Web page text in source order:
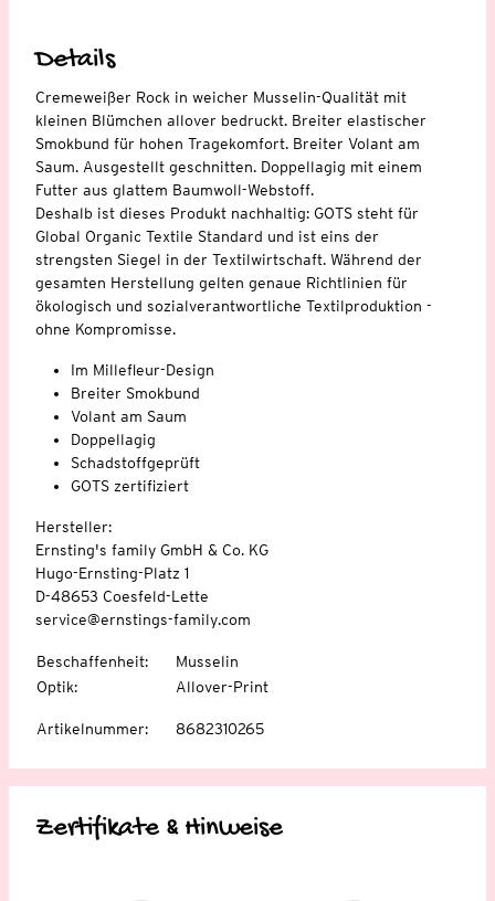
Details
Cremeweißer Rock in weicher Musselin-Qualität mit
kleinen Blümchen allover bedruckt. Breiter elastischer
Smokbund für hohen Tragekomfort. Breiter Volant am
Saum. Ausgestellt geschnitten. Doppellagig mit einem
Futter aus glattem Baumwoll-Webstoff.
Deshalb ist dieses Produkt nachhaltig: GOTS steht für
Global Organic Textile Standard und ist eins der
strengsten Siegel in der Textilwirtschaft. Während der
gesamten Herstellung gelten genaue Richtlinien für
ökologisch und sozialverantwortliche Textilproduktion -
ohne Kompromisse.
Im Millefleur-Design
Breiter Smokbund
Volant am Saum
Doppellagig
Schadstoffgeprüft
GOTS zertifiziert
Hersteller:
Ernsting's family GmbH & Co. KG
Hugo-Ernsting-Platz 1
D-48653 Coesfeld-Lette
service@ernstings-family.com
Beschaffenheit:
Musselin
Optik: Allover-Print
Artikelnummer: 8682310265
Zertifikate & Hinweise